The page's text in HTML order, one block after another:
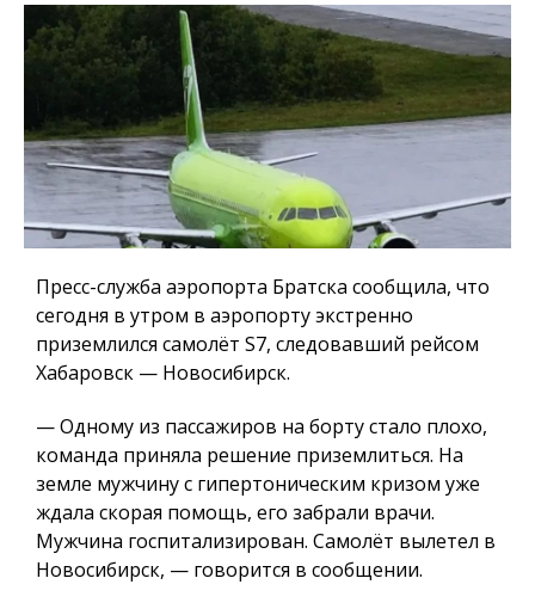
Пресс-служба аэропорта Братска сообщила, что
сегодня в утром в аэропорту экстренно
приземлился самолёт S7, следовавший рейсом
Хабаровск — Новосибирск.
— Одному из пассажиров на борту стало плохо,
команда приняла решение приземлиться. На
земле мужчину с гипертоническим кризом уже
ждала скорая помощь, его забрали врачи.
Мужчина госпитализирован. Самолёт вылетел в
Новосибирск, — говорится в сообщении.